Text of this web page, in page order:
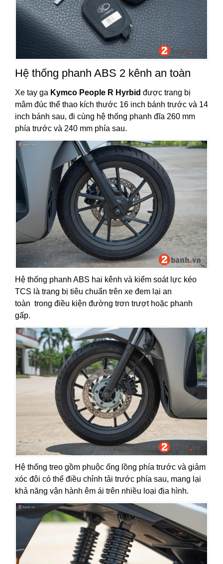
Hệ thống phanh ABS 2 kênh an toàn
Xe tay ga Kymco People R Hyrbid được trang bị
mâm đúc thể thao kích thước 16 inch bánh trước và 14
inch bánh sau, đi cùng hệ thống phanh đĩa 260 mm
phía trước và 240 mm phía sau.
Hệ thống phanh ABS hai kênh và kiểm soát lực kéo
TCS là trang bị tiêu chuẩn trên xe đem lại an
toàn trong điều kiện đường trơn trượt hoặc phanh
gấp.
Hệ thống treo gồm phuộc ống lồng phía trước và giảm
xóc đôi có thể điều chỉnh tải trước phía sau, mang lại
khả năng vận hành êm ái trên nhiều loại địa hình.